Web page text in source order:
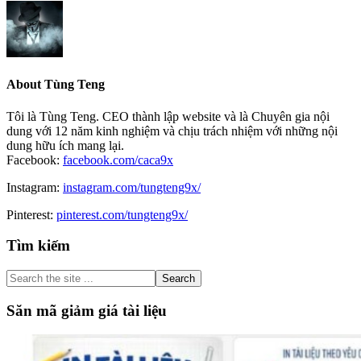
About Tùng Teng
Tôi là Tùng Teng. CEO thành lập website và là Chuyên gia nội
dung với 12 năm kinh nghiệm và chịu trách nhiệm với những nội
dung hữu ích mang lại.
Facebook: facebook.com/caca9x
Instagram: instagram.com/tungteng9x/
Pinterest: pinterest.com/tungteng9x/
Primary
Sidebar
Tìm kiếm
Search
the
site
...
Săn mã giảm giá tài liệu